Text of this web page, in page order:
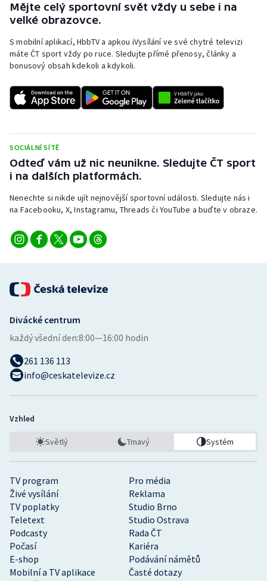
Mějte celý sportovní svět vždy u sebe i na
velké obrazovce.
S mobilní aplikací, HbbTV a apkou iVysílání ve své chytré televizi
máte ČT sport vždy po ruce. Sledujte přímé přenosy, články a
bonusový obsah kdekoli a kdykoli.
SOCIÁLNÍ SÍTĚ
Odteď vám už nic neunikne. Sledujte ČT sport
i na dalších platformách.
Nenechte si nikde ujít nejnovější sportovní události. Sledujte nás i
na Facebooku, X, Instagramu, Threads či YouTube a buďte v obraze.
TV program
Pro média
Živé vysílání
Reklama
TV poplatky
Studio Brno
Teletext
Studio Ostrava
Podcasty
Rada ČT
Počasí
Kariéra
E-shop
Podávání námětů
Mobilní a TV aplikace
Časté dotazy
Divácké centrum
každý všední den:8:00—16:00 hodin
261 136 113
info@ceskatelevize.cz
Vzhled
Světlý Tmavý Systém